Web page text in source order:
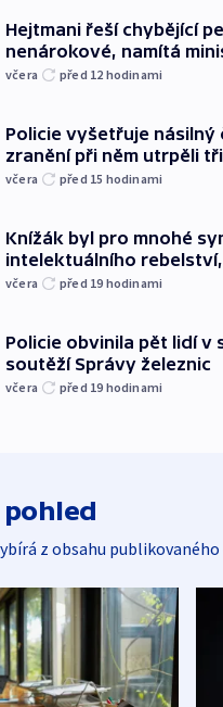
Hejtmani řeší chybějící
nenárokové, namítá
včera před 12 hodinami
Policie vyšetřuje násilný
zranění při něm utrpěli
včera před 15 hodinami
Knížák byl pro mnohé
intelektuálního
včera před 19 hodinami
Policie obvinila pět lidí v
soutěží Správy železnic
včera před 19 hodinami
z obsahu